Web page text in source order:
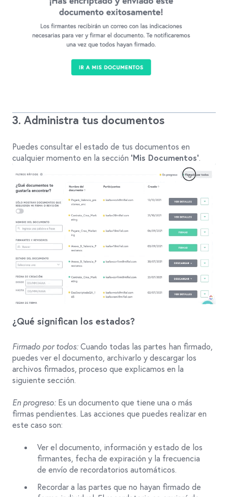
3. Administra tus documentos
Puedes consultar el estado de tus documentos en
cualquier momento en la sección ‘Mis Documentos’.
¿Qué significan los estados?
Firmado por todos: Cuando todas las partes han firmado,
puedes ver el documento, archivarlo y descargar los
archivos firmados, proceso que explicamos en la
siguiente sección.
En progreso: Es un documento que tiene una o más
firmas pendientes. Las acciones que puedes realizar en
este caso son:
Ver el documento, información y estado de los
firmantes, fecha de expiración y la frecuencia
de envío de recordatorios automáticos.
Recordar a las partes que no hayan firmado de